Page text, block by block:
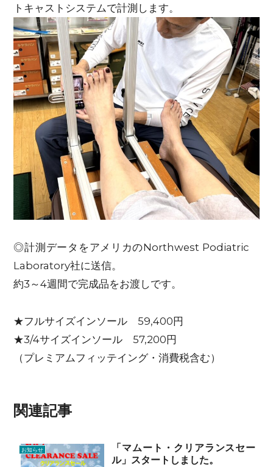
トキャストシステムで計測します。
◎計測データをアメリカのNorthwest Podiatric
Laboratory社に送信。
約3～4週間で完成品をお渡しです。
★フルサイズインソール 59,400円
★3/4サイズインソール 57,200円
（プレミアムフィッテイング・消費税含む）
関連記事
お知らせ
「マムート・クリアランスセー
ル」スタートしました。